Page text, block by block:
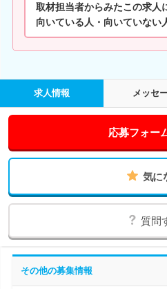
取材担当者からみたこの求人
向いている人・向いていない
求人情報 メッセ
応募フォー
気に
質問
その他の募集情報